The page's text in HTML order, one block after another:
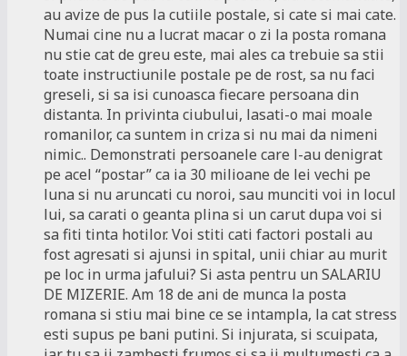
au avize de pus la cutiile postale, si cate si mai cate.
Numai cine nu a lucrat macar o zi la posta romana
nu stie cat de greu este, mai ales ca trebuie sa stii
toate instructiunile postale pe de rost, sa nu faci
greseli, si sa isi cunoasca fiecare persoana din
distanta. In privinta ciubului, lasati-o mai moale
romanilor, ca suntem in criza si nu mai da nimeni
nimic.. Demonstrati persoanele care l-au denigrat
pe acel “postar” ca ia 30 milioane de lei vechi pe
luna si nu aruncati cu noroi, sau munciti voi in locul
lui, sa carati o geanta plina si un carut dupa voi si
sa fiti tinta hotilor. Voi stiti cati factori postali au
fost agresati si ajunsi in spital, unii chiar au murit
pe loc in urma jafului? Si asta pentru un SALARIU
DE MIZERIE. Am 18 de ani de munca la posta
romana si stiu mai bine ce se intampla, la cat stress
esti supus pe bani putini. Si injurata, si scuipata,